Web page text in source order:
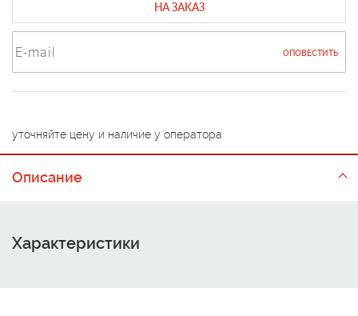
НА ЗАКАЗ
ОПОВЕСТИТЬ
уточняйте цену и наличие у оператора
Описание
Характеристики